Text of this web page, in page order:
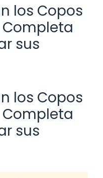
los Copos
Completa
sus
los Copos
Completa
sus